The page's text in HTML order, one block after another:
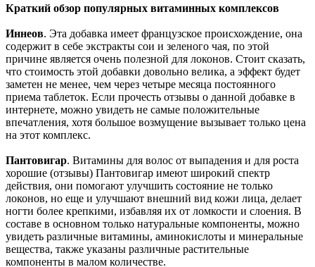
Краткий обзор популярных витаминных комплексов
Иннеов. Эта добавка имеет французское происхождение, она
содержит в себе экстракты сои и зеленого чая, по этой
причине является очень полезной для локонов. Стоит сказать,
что стоимость этой добавки довольно велика, а эффект будет
заметен не менее, чем через четыре месяца постоянного
приема таблеток. Если прочесть отзывы о данной добавке в
интернете, можно увидеть не самые положительные
впечатления, хотя большое возмущение вызывает только цена
на этот комплекс.
Пантовигар. Витамины для волос от выпадения и для роста
хорошие (отзывы) Пантовигар имеют широкий спектр
действия, они помогают улучшить состояние не только
локонов, но еще и улучшают внешний вид кожи лица, делает
ногти более крепкими, избавляя их от ломкости и слоения. В
составе в основном только натуральные компоненты, можно
увидеть различные витамины, аминокислоты и минеральные
вещества, также указаны различные растительные
компоненты в малом количестве.